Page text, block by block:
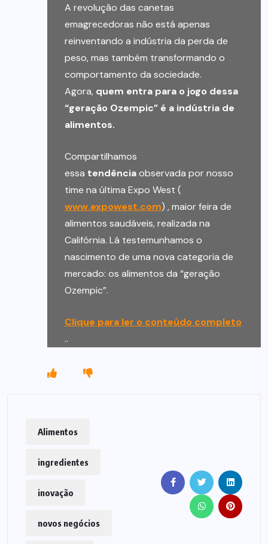
A revolução das canetas
emagrecedoras não está apenas
reinventando a indústria da perda de
peso, mas também transformando o
comportamento da sociedade.
Agora, quem entra para o jogo dessa
“geração Ozempic” é a indústria de
alimentos.
Compartilhamos
essa tendênciaobservada por nosso
time na última Expo West (
www.expowest.com) , maior feira de
alimentos saudáveis, realizada na
Califórnia. Lá testemunhamos o
nascimento de uma nova categoria de
mercado: os alimentos da “geração
Ozempic”.
Clique para ler o conteúdo completo
..
Alimentos
ingredientes
inovação
novos negócios